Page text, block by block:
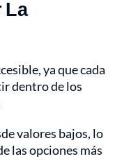
La
ya que cada
dentro de los
valores bajos, lo
las opciones más